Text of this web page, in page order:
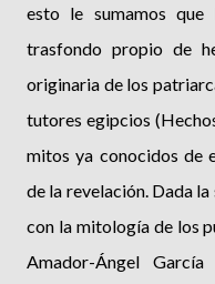
esto le sumamos
trasfondo propio de
originaria de los
tutores egipcios
mitos ya conocidos de
de la revelación. Dada
con la mitología de los
Amador-Ángel